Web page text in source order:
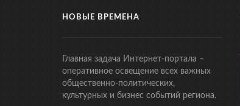
НОВЫЕ ВРЕМЕНА
Главная задача Интернет-портала –
оперативное освещение всех важных
общественно-политических,
культурных и бизнес событий региона.